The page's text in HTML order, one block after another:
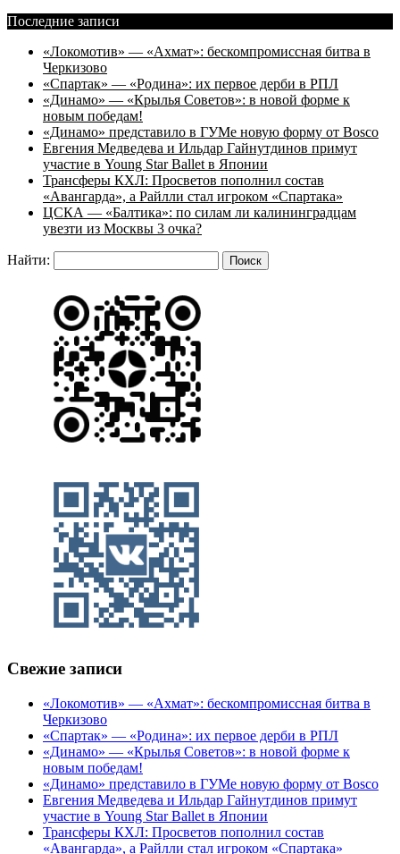
Последние записи
«Локомотив» — «Ахмат»: бескомпромиссная битва в
Черкизово
«Спартак» — «Родина»: их первое дерби в РПЛ
«Динамо» — «Крылья Советов»: в новой форме к
новым победам!
«Динамо» представило в ГУМе новую форму от Bosco
Евгения Медведева и Ильдар Гайнутдинов примут
участие в Young Star Ballet в Японии
Трансферы КХЛ: Просветов пополнил состав
«Авангарда», а Райлли стал игроком «Спартака»
ЦСКА — «Балтика»: по силам ли калининградцам
увезти из Москвы 3 очка?
Найти:
Свежие записи
«Локомотив» — «Ахмат»: бескомпромиссная битва в
Черкизово
«Спартак» — «Родина»: их первое дерби в РПЛ
«Динамо» — «Крылья Советов»: в новой форме к
новым победам!
«Динамо» представило в ГУМе новую форму от Bosco
Евгения Медведева и Ильдар Гайнутдинов примут
участие в Young Star Ballet в Японии
Трансферы КХЛ: Просветов пополнил состав
«Авангарда», а Райлли стал игроком «Спартака»